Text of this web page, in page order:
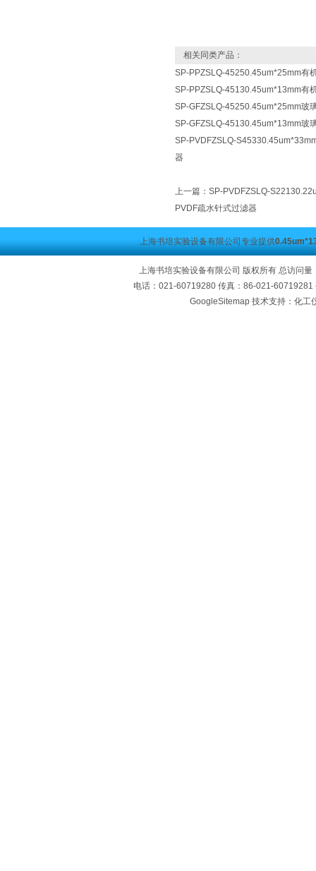
相关同类产品：
SP-PPZSLQ-45250.45um*25mm有
SP-PPZSLQ-45130.45um*13mm有
SP-GFZSLQ-45250.45um*25mm玻
SP-GFZSLQ-45130.45um*13mm玻
SP-PVDFZSLQ-
器
上一篇： SP-PVDFZSLQ-
PVDF疏水针式过滤器
上海书培实验设备有限公司专业提供
上海书培实验设备有限公司 版权所有 总访问量
电话：021-60719280 传真：86-021-
GoogleSitemap技术支持：化工